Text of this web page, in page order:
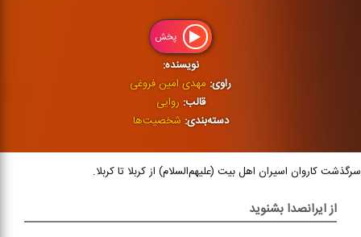
پخش
نویسنده:
راوی: مهدی امین فروغی
قالب: روایی
دسته‌بندی: شخصیت‌ها
سرگذشت کاروان اسیران اهل بیت (علیهم‌‌السلام) از کربلا تا کربلا.
از ایرانصدا بشنوید